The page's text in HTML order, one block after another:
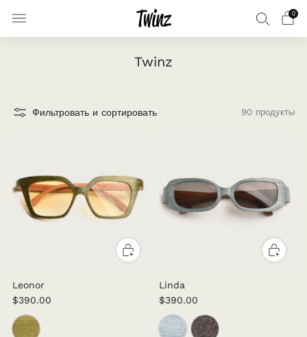
0
Twinz
Фильтровать и сортировать 90 продукты
Leonor
$390.00
Linda
$390.00